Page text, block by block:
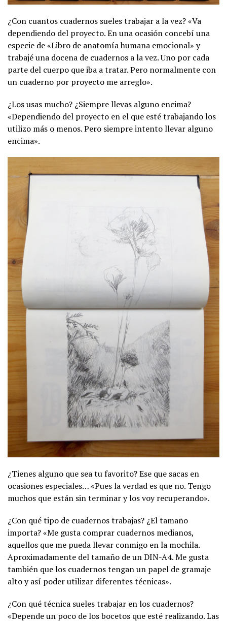
¿Con cuantos cuadernos sueles trabajar a la vez? «Va
dependiendo del proyecto. En una ocasión concebí una
especie de «Libro de anatomía humana emocional» y
trabajé una docena de cuadernos a la vez. Uno por cada
parte del cuerpo que iba a tratar. Pero normalmente con
un cuaderno por proyecto me arreglo».
¿Los usas mucho? ¿Siempre llevas alguno encima?
«Dependiendo del proyecto en el que esté trabajando los
utilizo más o menos. Pero siempre intento llevar alguno
encima».
¿Tienes alguno que sea tu favorito? Ese que sacas en
ocasiones especiales… «Pues la verdad es que no. Tengo
muchos que están sin terminar y los voy recuperando».
¿Con qué tipo de cuadernos trabajas? ¿El tamaño
importa? «Me gusta comprar cuadernos medianos,
aquellos que me pueda llevar conmigo en la mochila.
Aproximadamente del tamaño de un DIN-A4. Me gusta
también que los cuadernos tengan un papel de gramaje
alto y así poder utilizar diferentes técnicas».
¿Con qué técnica sueles trabajar en los cuadernos?
«Depende un poco de los bocetos que esté realizando. Las